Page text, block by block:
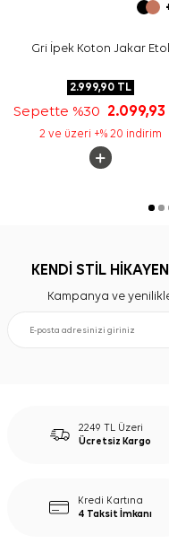
Gri İpek Koton Jakar Etol
2.999,90TL
Sepette %30 2.099,93
2 ve üzeri +% 20 indirim
KENDİ STİL
Kampanya ve
2249 TL Üzeri
Ücretsiz Kargo
Kredi Kartına
4 Taksit İmkanı